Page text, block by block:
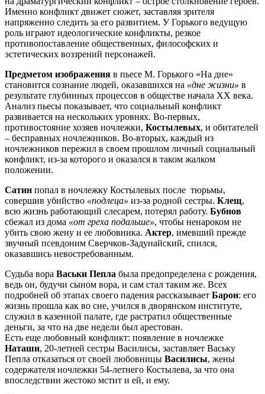
Именно конфликт движет сюжет, заставляя зрителя
напряженно следить за его развитием. У Горького ведущую
роль играют идеологические конфликты, резкое
противопоставление общественных, философских и
эстетических воззрений персонажей.
Предметом изображения в пьесе М. Горького «На дне»
становится сознание людей, оказавшихся на «дне жизни» в
результате глубинных процессов в обществе начала ХХ века.
Анализ пьесы показывает, что социальный конфликт
развивается на нескольких уровнях. Во-первых,
противостояние хозяев ночлежки, Костылевых, и обитателей
– бесправных ночлежников. Во-вторых, каждый из
ночлежников пережил в своем прошлом личный социальный
конфликт, из-за которого и оказался в таком жалком
положении.
Сатин попал в ночлежку Костылевых после тюрьмы,
совершив убийство «подлеца» из-за родной сестры. Клещ,
всю жизнь работающий слесарем, потерял работу. Бубнов
сбежал из дома «от греха подальше», чтобы ненароком не
убить свою жену и ее любовника. Актер, имевший прежде
звучный псевдоним Сверчков-Задунайский, спился,
оказавшись невостребованным.
Судьба вора Васьки Пепла была предопределена с рождения,
ведь он, будучи сыном вора, и сам стал таким же. Всех
подробней об этапах своего падения рассказывает Барон: его
жизнь прошла как во сне, учился в дворянском институте,
служил в казенной палате, где растратил общественные
деньги, за что на две недели был арестован.
Есть еще любовный конфликт: появление в ночлежке
Наташи, 20-летней сестры Василисы, заставляет Ваську
Пепла отказаться от своей любовницы Василисы, жены
содержателя ночлежки 54-летнего Костылева, за что она
впоследствии жестоко мстит и ей, и ему.